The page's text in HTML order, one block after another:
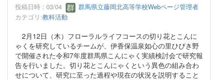
投稿日時 : 03/04
群馬県立藤岡北高等学校Webページ管理者
カテゴリ:教科活動
2月12日（木）フローラルライフコースの切り花とこんに
ゃくを研究しているチームが、伊香保温泉如心の里ひびき野
で開催された令和7年度群馬県こんにゃく実績検討会で研究報
告を行いました。切り花とこんにゃくという異色の組み合わ
せについて、研究に至った過程や現在の状況を説明すること